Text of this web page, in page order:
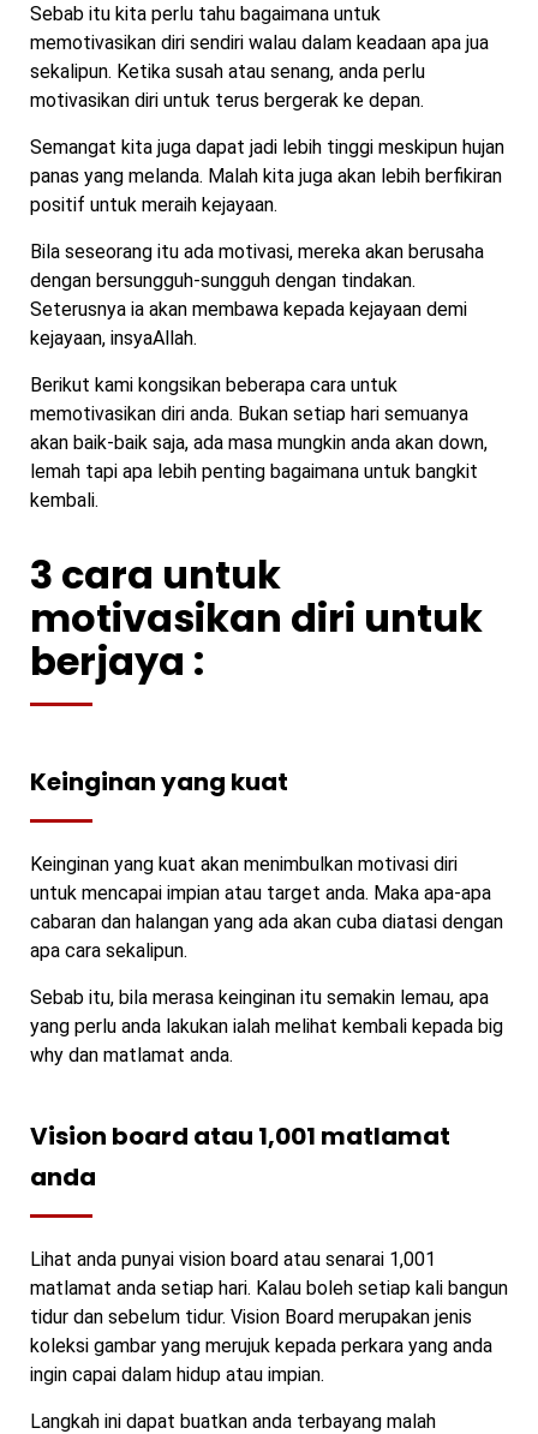
Sebab itu kita perlu tahu bagaimana untuk
memotivasikan diri sendiri walau dalam keadaan apa jua
sekalipun. Ketika susah atau senang, anda perlu
motivasikan diri untuk terus bergerak ke depan.
Semangat kita juga dapat jadi lebih tinggi meskipun hujan
panas yang melanda. Malah kita juga akan lebih berfikiran
positif untuk meraih kejayaan.
Bila seseorang itu ada motivasi, mereka akan berusaha
dengan bersungguh-sungguh dengan tindakan.
Seterusnya ia akan membawa kepada kejayaan demi
kejayaan, insyaAllah.
Berikut kami kongsikan beberapa cara untuk
memotivasikan diri anda. Bukan setiap hari semuanya
akan baik-baik saja, ada masa mungkin anda akan down,
lemah tapi apa lebih penting bagaimana untuk bangkit
kembali.
3 cara untuk
motivasikan diri untuk
berjaya :
Keinginan yang kuat
Keinginan yang kuat akan menimbulkan motivasi diri
untuk mencapai impian atau target anda. Maka apa-apa
cabaran dan halangan yang ada akan cuba diatasi dengan
apa cara sekalipun.
Sebab itu, bila merasa keinginan itu semakin lemau, apa
yang perlu anda lakukan ialah melihat kembali kepada big
why dan matlamat anda.
Vision board atau 1,001 matlamat
anda
Lihat anda punyai vision board atau senarai 1,001
matlamat anda setiap hari. Kalau boleh setiap kali bangun
tidur dan sebelum tidur. Vision Board merupakan jenis
koleksi gambar yang merujuk kepada perkara yang anda
ingin capai dalam hidup atau impian.
Langkah ini dapat buatkan anda terbayang malah